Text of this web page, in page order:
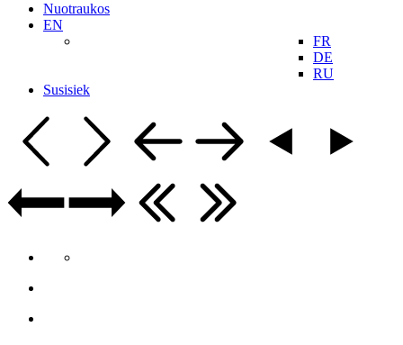
Nuotraukos
EN
FR
DE
RU
Susisiek